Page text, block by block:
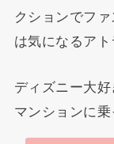
クションでフ
は気になるアト
ディズニー大
マンションに